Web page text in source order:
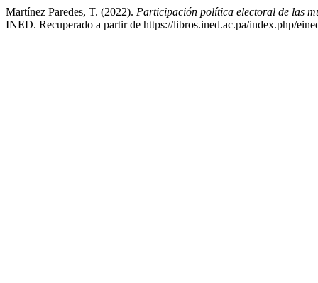
Martínez Paredes, T. (2022). Participación política electoral de las
INED. Recuperado a partir de https://libros.ined.ac.pa/index.php/